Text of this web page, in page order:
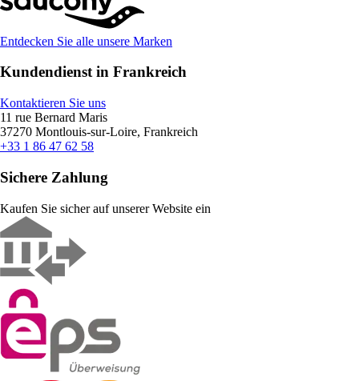
Entdecken Sie alle unsere Marken
Kundendienst in Frankreich
Kontaktieren Sie uns
11 rue Bernard Maris
37270 Montlouis-sur-Loire, Frankreich
+33 1 86 47 62 58
Sichere Zahlung
Kaufen Sie sicher auf unserer Website ein